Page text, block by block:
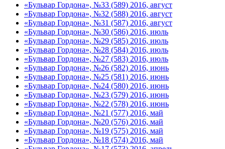
«Бульвар Гордона», №33 (589) 2016, август
«Бульвар Гордона», №32 (588) 2016, август
«Бульвар Гордона», №31 (587) 2016, август
«Бульвар Гордона», №30 (586) 2016, июль
«Бульвар Гордона», №29 (585) 2016, июль
«Бульвар Гордона», №28 (584) 2016, июль
«Бульвар Гордона», №27 (583) 2016, июль
«Бульвар Гордона», №26 (582) 2016, июнь
«Бульвар Гордона», №25 (581) 2016, июнь
«Бульвар Гордона», №24 (580) 2016, июнь
«Бульвар Гордона», №23 (579) 2016, июнь
«Бульвар Гордона», №22 (578) 2016, июнь
«Бульвар Гордона», №21 (577) 2016, май
«Бульвар Гордона», №20 (576) 2016, май
«Бульвар Гордона», №19 (575) 2016, май
«Бульвар Гордона», №18 (574) 2016, май